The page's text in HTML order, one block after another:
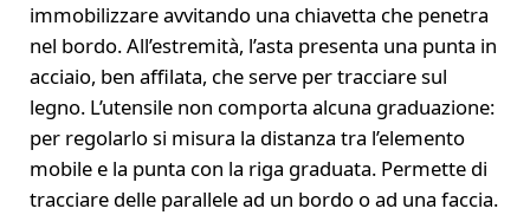
immobilizzare avvitando una chiavetta che penetra
nel bordo. All’estremità, l’asta presenta una punta in
acciaio, ben affilata, che serve per tracciare sul
legno. L’utensile non comporta alcuna graduazione:
per regolarlo si misura la distanza tra l’elemento
mobile e la punta con la riga graduata. Permette di
tracciare delle parallele ad un bordo o ad una faccia.